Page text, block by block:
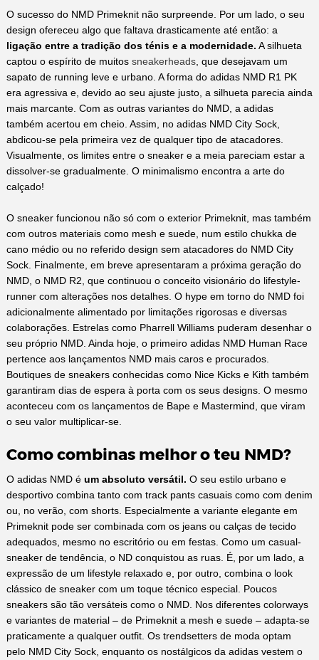
O sucesso do NMD Primeknit não surpreende. Por um lado, o seu
design ofereceu algo que faltava drasticamente até então: a
ligação entre a tradição dos ténis e a modernidade. A silhueta
captou o espírito de muitos sneakerheads, que desejavam um
sapato de running leve e urbano. A forma do adidas NMD R1 PK
era agressiva e, devido ao seu ajuste justo, a silhueta parecia ainda
mais marcante. Com as outras variantes do NMD, a adidas
também acertou em cheio. Assim, no adidas NMD City Sock,
abdicou-se pela primeira vez de qualquer tipo de atacadores.
Visualmente, os limites entre o sneaker e a meia pareciam estar a
dissolver-se gradualmente. O minimalismo encontra a arte do
calçado!
O sneaker funcionou não só com o exterior Primeknit, mas também
com outros materiais como mesh e suede, num estilo chukka de
cano médio ou no referido design sem atacadores do NMD City
Sock. Finalmente, em breve apresentaram a próxima geração do
NMD, o NMD R2, que continuou o conceito visionário do lifestyle-
runner com alterações nos detalhes. O hype em torno do NMD foi
adicionalmente alimentado por limitações rigorosas e diversas
colaborações. Estrelas como Pharrell Williams puderam desenhar o
seu próprio NMD. Ainda hoje, o primeiro adidas NMD Human Race
pertence aos lançamentos NMD mais caros e procurados.
Boutiques de sneakers conhecidas como Nice Kicks e Kith também
garantiram dias de espera à porta com os seus designs. O mesmo
aconteceu com os lançamentos de Bape e Mastermind, que viram
o seu valor multiplicar-se.
Como combinas melhor o teu NMD?
O adidas NMD é um absoluto versátil. O seu estilo urbano e
desportivo combina tanto com track pants casuais como com denim
ou, no verão, com shorts. Especialmente a variante elegante em
Primeknit pode ser combinada com os jeans ou calças de tecido
adequados, mesmo no escritório ou em festas. Como um casual-
sneaker de tendência, o ND conquistou as ruas. É, por um lado, a
expressão de um lifestyle relaxado e, por outro, combina o look
clássico de sneaker com um toque técnico especial. Poucos
sneakers são tão versáteis como o NMD. Nos diferentes colorways
e variantes de material – de Primeknit a mesh e suede – adapta-se
praticamente a qualquer outfit. Os trendsetters de moda optam
pelo NMD City Sock, enquanto os nostálgicos da adidas vestem o